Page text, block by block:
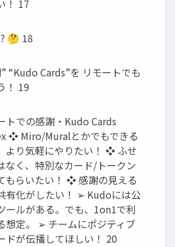
！ 17
🤔 18
“Kudo Cards”を リモートでも
！ 19
トでの感謝・Kudo Cards
❖ Miro/Muralとかでもできる
より気軽にやりたい！ ❖ ふせ
なく、特別なカード/トークン
もらいたい！ ❖ 感謝の見える
有化がしたい！ ➢ Kudoには公
ールがある。でも、1on1で利
想定。 ➢ チームにポジティブ
ドが伝播してほしい！ 20